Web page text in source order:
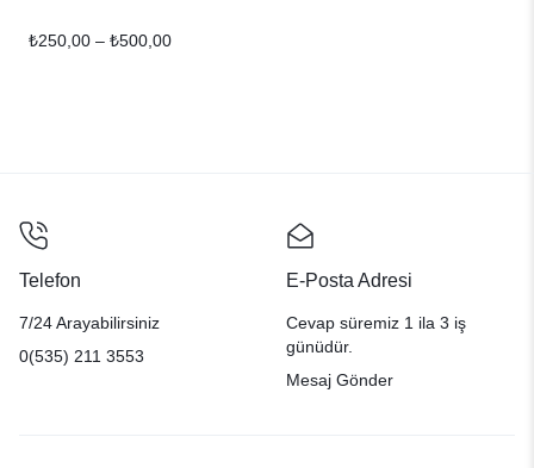
₺250,00 – ₺500,00
Telefon
7/24 Arayabilirsiniz
0(535) 211 3553
E-Posta Adresi
Cevap süremiz 1 ila 3 iş
günüdür.
Mesaj Gönder